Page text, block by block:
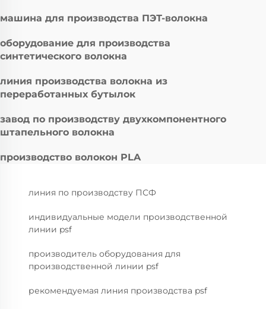
машина для производства ПЭТ-волокна
оборудование для производства
синтетического волокна
линия производства волокна из
переработанных бутылок
завод по производству двухкомпонентного
штапельного волокна
производство волокон PLA
линия по производству ПСФ
индивидуальные модели производственной
линии psf
производитель оборудования для
производственной линии psf
рекомендуемая линия производства psf